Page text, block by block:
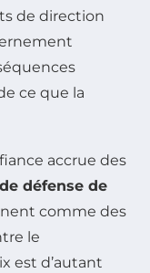
de direction
ce que la
accrue des
défense de
comme des
le
est d’autant